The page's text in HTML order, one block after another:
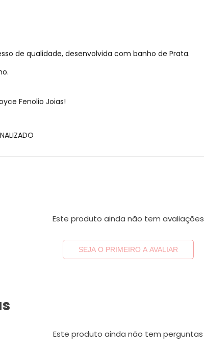
de qualidade, desenvolvida com banho de Prata.
Fenolio Joias!
Este produto ainda não tem avaliações
SEJA O PRIMEIRO A AVALIAR
Este produto ainda não tem perguntas